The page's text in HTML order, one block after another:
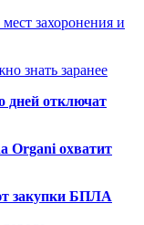
захоронения и
знать заранее
дней отключат
Organi охватит
закупки БПЛА